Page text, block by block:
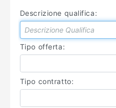
MANUALISTICA
Descrizione qualifica:
Tipo offerta:
Tipo contratto: